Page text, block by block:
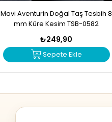
Mavi Aventurin Doğal Taş Tesbih 8
mm Küre Kesim TSB-0582
₺249,90
Sepete Ekle